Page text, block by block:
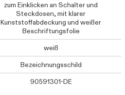
zum Einklicken an Schalter und
Steckdosen, mit klarer
Kunststoffabdeckung und weißer
Beschriftungsfolie
weiß
Bezeichnungsschild
90591301-DE